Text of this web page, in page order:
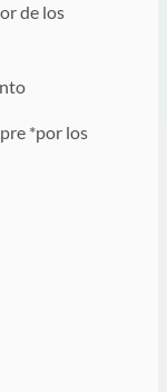
de los
*por los